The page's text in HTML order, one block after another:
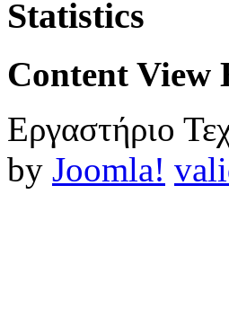
Statistics
Content View
Εργαστήριο
by Joomla!